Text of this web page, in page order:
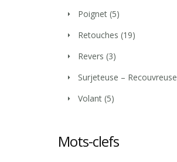
Poignet (5)
Retouches (19)
Revers (3)
Surjeteuse – Recouvreuse
Volant (5)
Mots-clefs